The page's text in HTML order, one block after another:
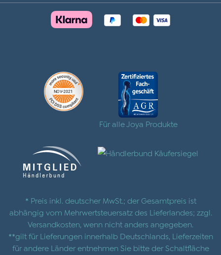
Für alle Joya Produkte
* Preis inkl. deutscher MwSt.; der Gesamtpreis ist
abhängig vom Mehrwertsteuersatz des Lieferlandes; zzgl.
Versandkosten , wenn nicht anders angegeben.
**gilt für Lieferungen innerhalb Deutschlands, Lieferzeiten
für andere Länder entnehmen Sie bitte der Schaltfläche